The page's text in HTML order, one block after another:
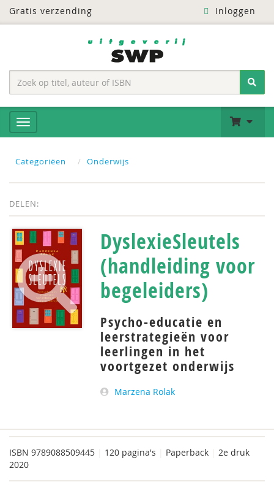
Gratis verzending Inloggen
Categoriëen Onderwijs
DELEN:
DyslexieSleutels
(handleiding voor
begeleiders)
Psycho-educatie en
leerstrategieën voor
leerlingen in het
voortgezet onderwijs
Marzena Rolak
ISBN 9789088509445 120 pagina's Paperback
2e druk
2020